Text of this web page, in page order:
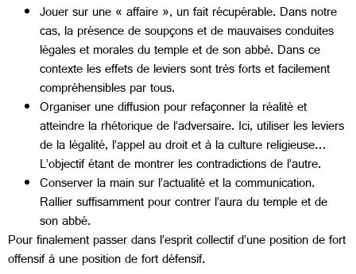
Jouer sur une « affaire », un fait récupérable. Dans notre
cas, la présence de soupçons et de mauvaises conduites
légales et morales du temple et de son abbé. Dans ce
contexte les effets de leviers sont très forts et facilement
compréhensibles par tous.
Organiser une diffusion pour refaçonner la réalité et
atteindre la rhétorique de l’adversaire. Ici, utiliser les leviers
de la légalité, l’appel au droit et à la culture religieuse…
L’objectif étant de montrer les contradictions de l’autre.
Conserver la main sur l’actualité et la communication.
Rallier suffisamment pour contrer l’aura du temple et de
son abbé.
Pour finalement passer dans l’esprit collectif d’une position de fort
offensif à une position de fort défensif.